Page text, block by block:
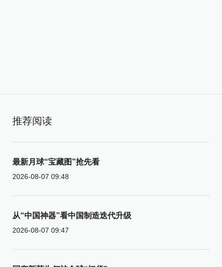
推荐阅读
最新月球“宝藏图”抢先看
2026-08-07 09:48
从“中国神器”看中国制造迭代升级
2026-08-07 09:47